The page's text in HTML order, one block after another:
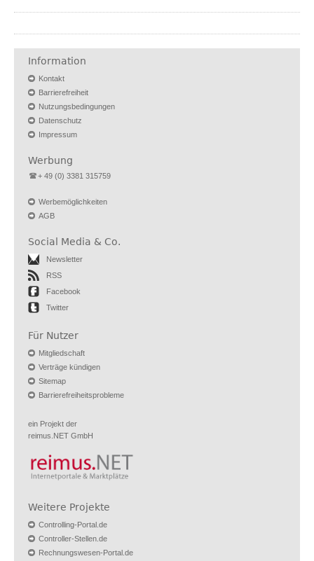
Information
Kontakt
Barrierefreiheit
Nutzungsbedingungen
Datenschutz
Impressum
Werbung
+ 49 (0) 3381 315759
Werbemöglichkeiten
AGB
Social Media & Co.
Newsletter
RSS
Facebook
Twitter
Für Nutzer
Mitgliedschaft
Verträge kündigen
Sitemap
Barrierefreiheitsprobleme
ein Projekt der
reimus.NET GmbH
Weitere Projekte
Controlling-Portal.de
Controller-Stellen.de
Rechnungswesen-Portal.de